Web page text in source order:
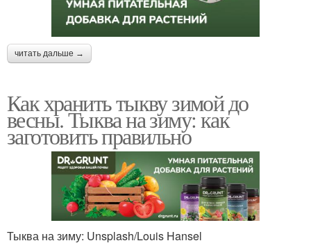
читать дальше →
Как хранить тыкву зимой до
весны. Тыква на зиму: как
заготовить правильно
Тыква на зиму: Unsplash/Louis Hansel